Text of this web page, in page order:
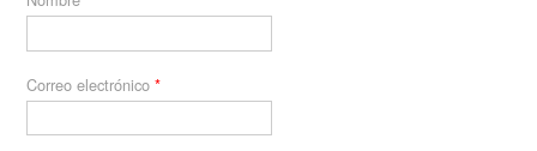
Correo electrónico*